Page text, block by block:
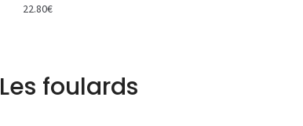
22.80€
Les foulards